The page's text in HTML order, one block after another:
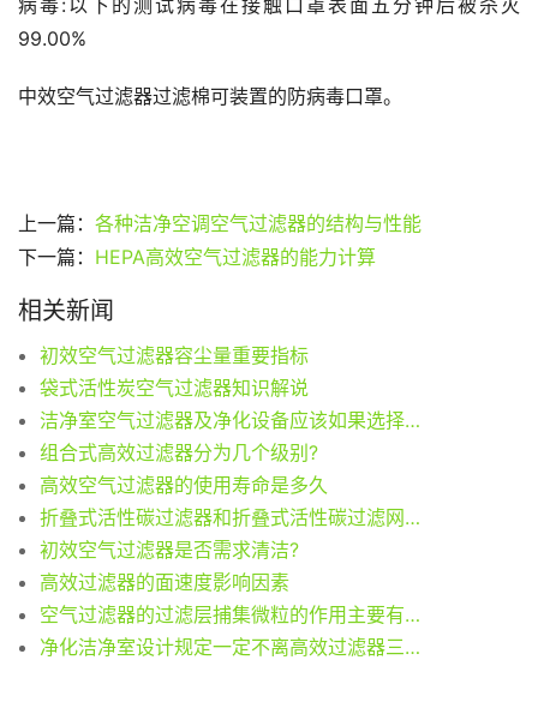
病毒:以下的测试病毒在接触口罩表面五分钟后被杀灭
99.00%
中效空气过滤器过滤棉可装置的防病毒口罩。
上一篇： 各种洁净空调空气过滤器的结构与性能
下一篇： HEPA高效空气过滤器的能力计算
相关新闻
初效空气过滤器容尘量重要指标
袋式活性炭空气过滤器知识解说
洁净室空气过滤器及净化设备应该如果选择(初效、中效、亚高效)
组合式高效过滤器分为几个级别?
高效空气过滤器的使用寿命是多久
折叠式活性碳过滤器和折叠式活性碳过滤网用途及除臭性
初效空气过滤器是否需求清洁?
高效过滤器的面速度影响因素
空气过滤器的过滤层捕集微粒的作用主要有5种
净化洁净室设计规定一定不离高效过滤器三级空气过滤器